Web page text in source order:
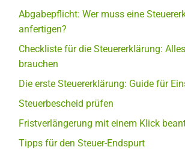
Abgabepflicht: Wer muss eine
anfertigen?
Checkliste für die Steuererklärung:
brauchen
Die erste Steuererklärung: Guide für
Steuerbescheid prüfen
Fristverlängerung mit einem Klick
Tipps für den Steuer-Endspurt